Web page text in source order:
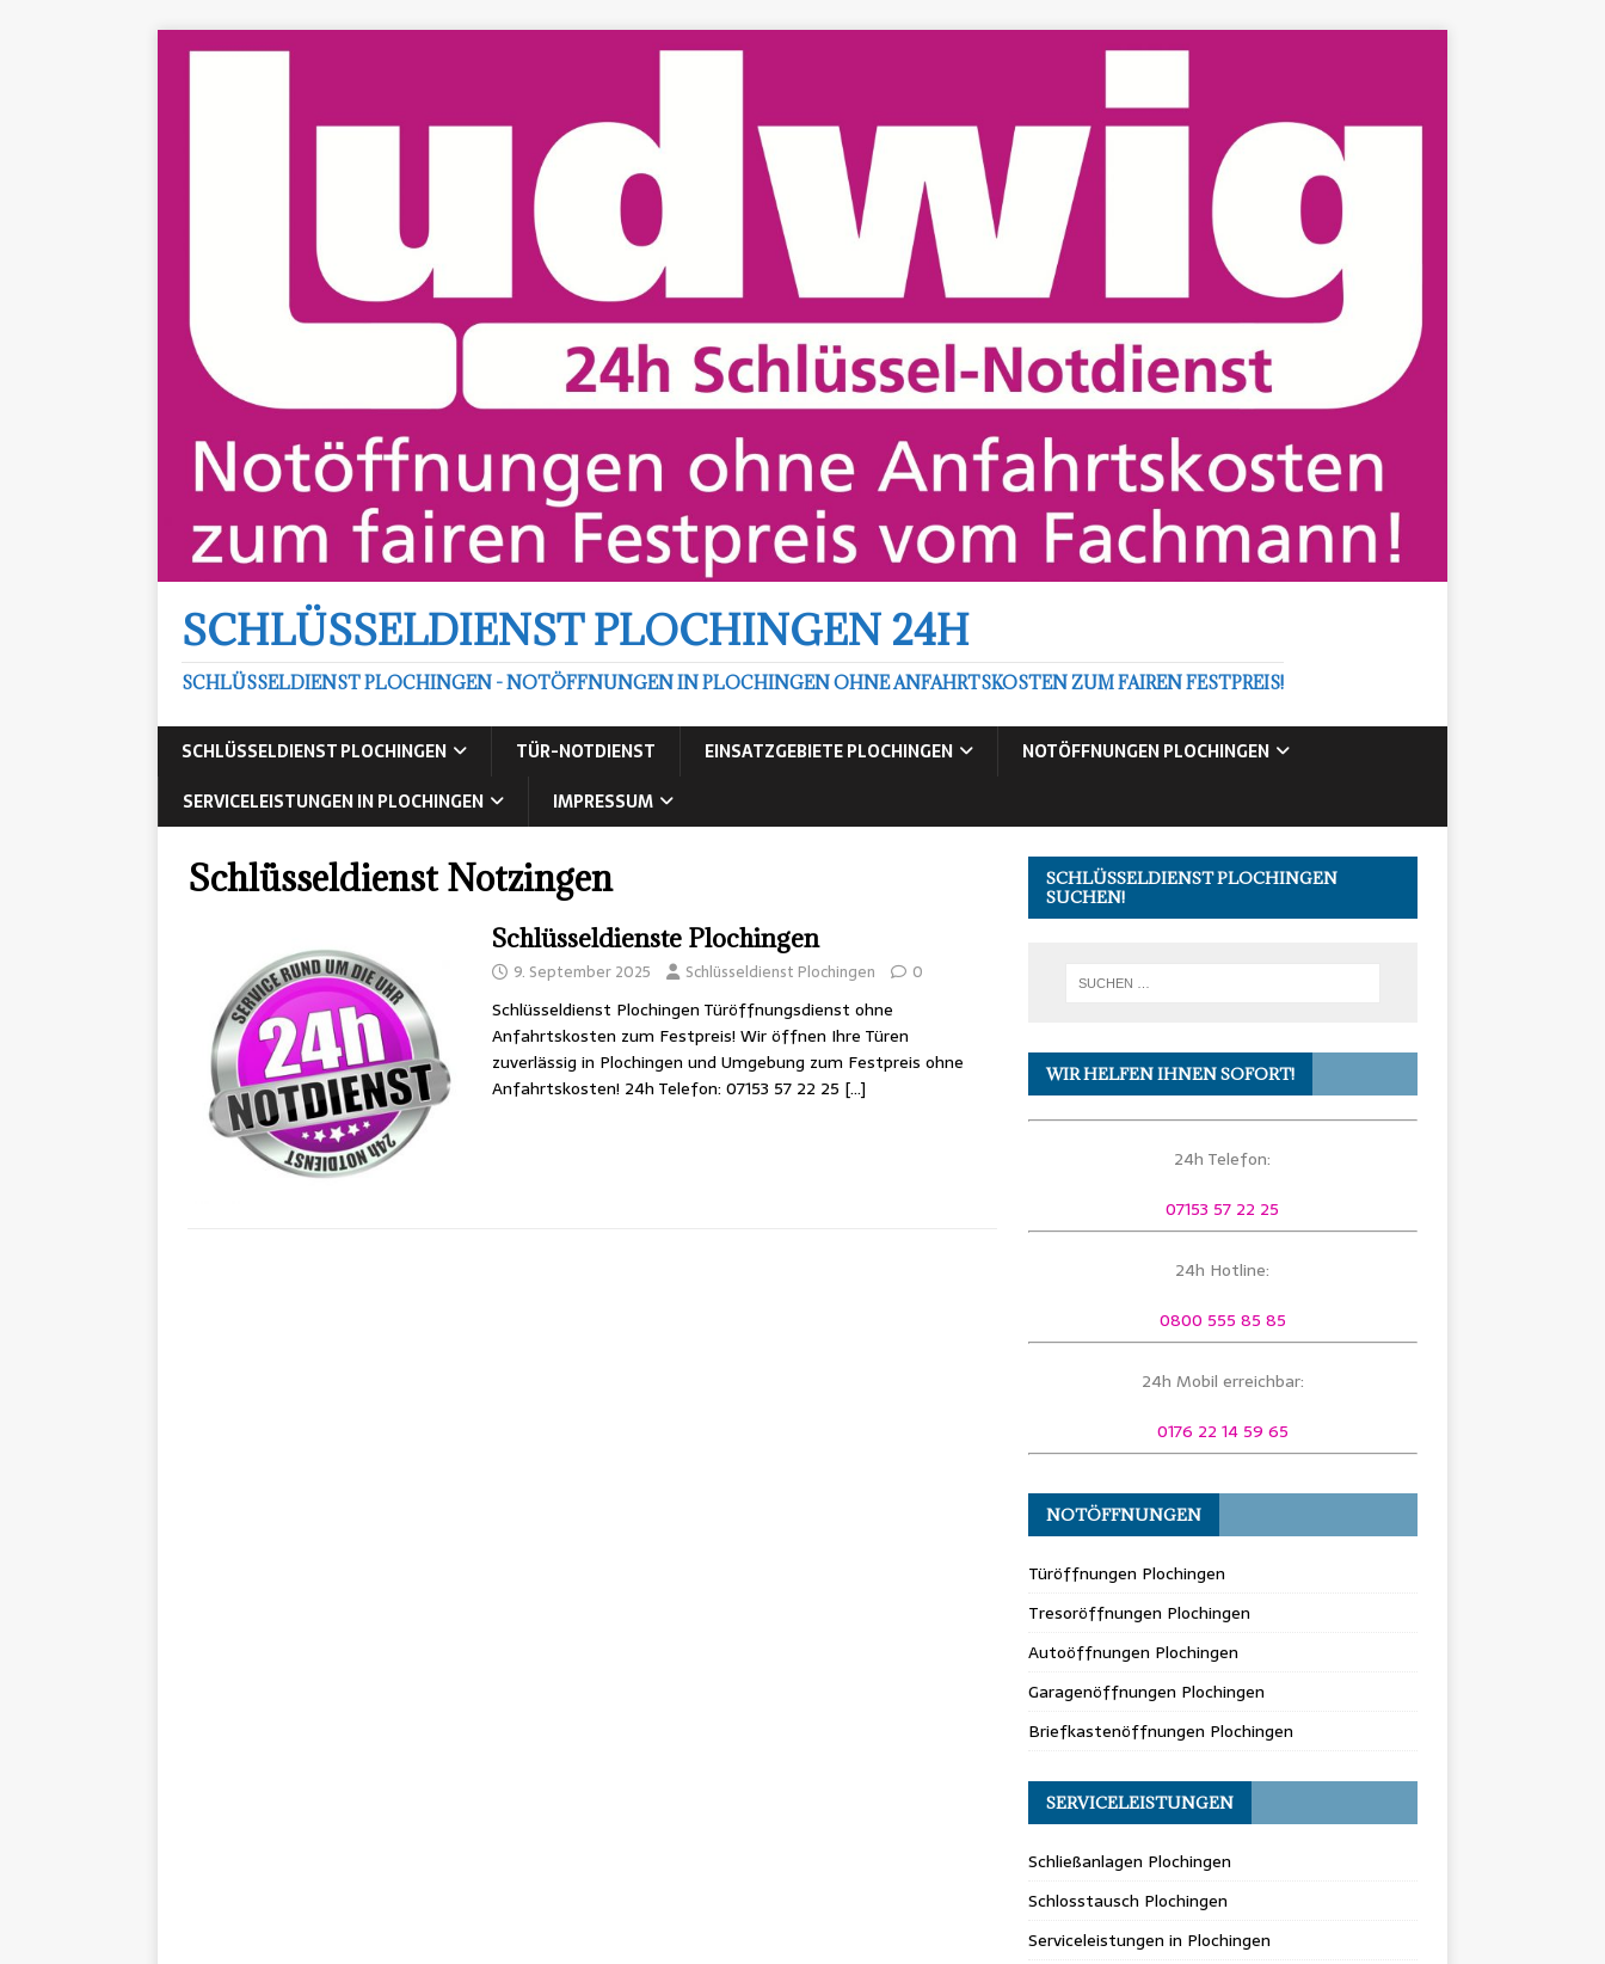
SCHLÜSSELDIENST PLOCHINGEN 24H
SCHLÜSSELDIENST PLOCHINGEN - NOTÖFFNUNGEN IN PLOCHINGEN OHNE ANFAHRTSKOSTEN ZUM FAIREN FESTPREIS!
SCHLÜSSELDIENST PLOCHINGEN TÜR-NOTDIENST EINSATZGEBIETE PLOCHINGEN
NOTÖFFNUNGEN PLOCHINGEN
SERVICELEISTUNGEN IN PLOCHINGEN
IMPRESSUM
Schlüsseldienst Notzingen
Schlüsseldienste Plochingen
9. September 2025 Schlüsseldienst Plochingen 0
Schlüsseldienst Plochingen Türöffnungsdienst ohne
Anfahrtskosten zum Festpreis! Wir öffnen Ihre Türen
zuverlässig in Plochingen und Umgebung zum Festpreis ohne
Anfahrtskosten! 24h Telefon: 07153 57 22 25 […]
SCHLÜSSELDIENST PLOCHINGEN
SUCHEN!
WIR HELFEN IHNEN SOFORT!
24h Telefon:
07153 57 22 25
24h Hotline:
0800 555 85 85
24h Mobil erreichbar:
0176 22 14 59 65
NOTÖFFNUNGEN
Türöffnungen Plochingen
Tresoröffnungen Plochingen
Autoöffnungen Plochingen
Garagenöffnungen Plochingen
Briefkastenöffnungen Plochingen
SERVICELEISTUNGEN
Schließanlagen Plochingen
Schlosstausch Plochingen
Serviceleistungen in Plochingen